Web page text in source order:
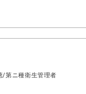
/第ニ種衛生管理者